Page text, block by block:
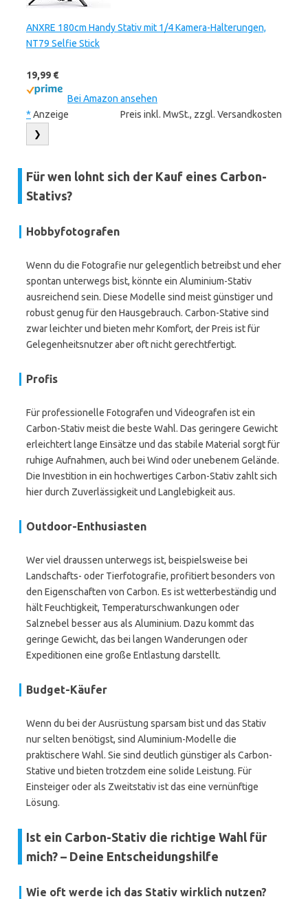
ANXRE 180cm Handy Stativ mit 1/4 Kamera-Halterungen,
NT79 Selfie Stick
19,99 €
Bei Amazon ansehen
* Anzeige Preis inkl. MwSt., zzgl. Versandkosten
❯
Für wen lohnt sich der Kauf eines Carbon-
Stativs?
Hobbyfotografen
Wenn du die Fotografie nur gelegentlich betreibst und eher
spontan unterwegs bist, könnte ein Aluminium-Stativ
ausreichend sein. Diese Modelle sind meist günstiger und
robust genug für den Hausgebrauch. Carbon-Stative sind
zwar leichter und bieten mehr Komfort, der Preis ist für
Gelegenheitsnutzer aber oft nicht gerechtfertigt.
Profis
Für professionelle Fotografen und Videografen ist ein
Carbon-Stativ meist die beste Wahl. Das geringere Gewicht
erleichtert lange Einsätze und das stabile Material sorgt für
ruhige Aufnahmen, auch bei Wind oder unebenem Gelände.
Die Investition in ein hochwertiges Carbon-Stativ zahlt sich
hier durch Zuverlässigkeit und Langlebigkeit aus.
Outdoor-Enthusiasten
Wer viel draussen unterwegs ist, beispielsweise bei
Landschafts- oder Tierfotografie, profitiert besonders von
den Eigenschaften von Carbon. Es ist wetterbeständig und
hält Feuchtigkeit, Temperaturschwankungen oder
Salznebel besser aus als Aluminium. Dazu kommt das
geringe Gewicht, das bei langen Wanderungen oder
Expeditionen eine große Entlastung darstellt.
Budget-Käufer
Wenn du bei der Ausrüstung sparsam bist und das Stativ
nur selten benötigst, sind Aluminium-Modelle die
praktischere Wahl. Sie sind deutlich günstiger als Carbon-
Stative und bieten trotzdem eine solide Leistung. Für
Einsteiger oder als Zweitstativ ist das eine vernünftige
Lösung.
Ist ein Carbon-Stativ die richtige Wahl für
mich? – Deine Entscheidungshilfe
Wie oft werde ich das Stativ wirklich nutzen?